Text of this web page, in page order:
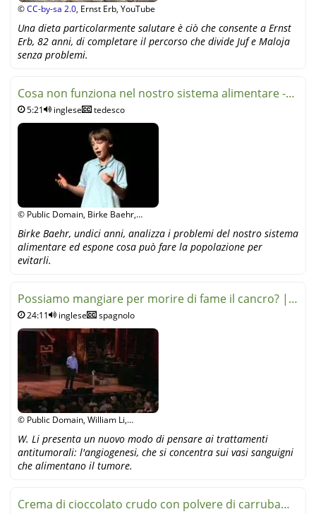
©CC-by-sa 2.0, Ernst Erb, YouTube
Una dieta particolarmente salutare è ciò che consente a Ernst
Erb, 82 anni, di completare il percorso che divide Juf e Maloja
senza problemi.
Cosa non funziona nel nostro sistema alimentare -
Birke Baeh
5:21 inglese tedesco
© Public Domain, Birke Baehr,
Birke Baehr, undici anni, analizza i problemi del nostro sistema
alimentare ed espone cosa può fare la popolazione per
evitarli.
Possiamo mangiare per morire di fame il cancro? |
W. Li
24:11 inglese spagnolo
© Public Domain, William Li,
W. Li presenta un nuovo modo di pensare ai trattamenti
antitumorali: l'angiogenesi, che si concentra sui vasi sanguigni
che alimentano il tumore.
Crema di cioccolato crudo con polvere di carruba